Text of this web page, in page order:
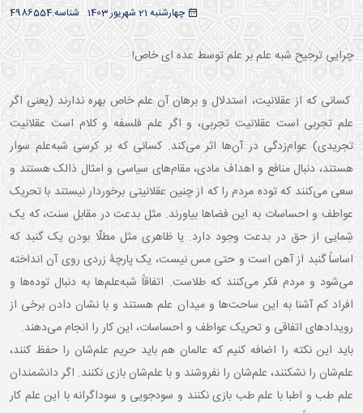
چهارشنبه 21 شهریور 1403 4986554شناسه:
چرایی ترجیح شبه علم بر علم توسط عده ای خاص!
کسانی که از عقلانیت، استدلال و برهان آن علم خاص بهره ندارند (یعنی اگر
علم تجربی است عقلانیت تجربی، و اگر علم فلسفه و کلام است عقلانیت
تجریدی) عوام‌زدگی در آن‌ها اثر می‌کند. کسانی که بر کرسی شبه‌علم سوار
هستند، دنبال منافع و اهداف مادی‌، مقام‌های سیاسی و امثال ذالک هستند و
سعی می‌کنند که توده مردم را که از چنین عقلانیتی برخوردار نیستند با تحریک
عواطف و احساسات به این فضاها بیاورند. مثل بدعت در مقابل سنت، که یک
شِمایی از حق در بدعت وجود دارد. یا ظاهری مثل مطلّا بودن یک گنبد که
اساساً گنبد از آهن است و حتی مس نیست، یک پارچۀ زردی روی آن انداخته
می‌شود و مردم فکر می‌کنند که طلاست. اتفاقاً شبه‌علم‌ها به دنبال توده‌ها و
افراد کم آشنا به این ساحت‌ها و میدان علم هستند و با نشان دادن برخی از
رویدادهای اتفاقی و تحریک عواطف و احساسات، این کار را انجام می‌دهند.
باید این نکته را اضافه کنیم که عالمان هم باید حریم علم‌شان را حفظ کنند،
علم‌شان را نشکنند، علم‌شان را نفروشند و با علم‌شان بازی نکنند. اگر دانشمندان
علم طب و اطبا با علم طب بازی نکنند و سودجویی و سوداگرانه با این علم کار